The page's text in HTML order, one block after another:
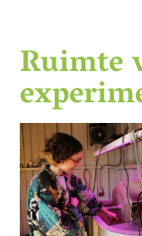
Ruimte